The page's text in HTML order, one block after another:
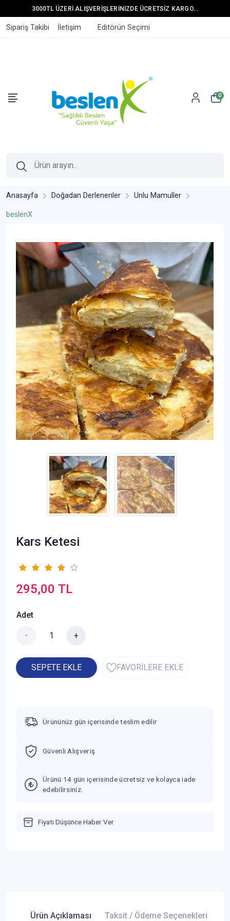
3000TL ÜZERİ ALIŞVERİŞLERİNİZDE ÜCRETSİZ KARGO...
Sipariş Takibi İletişim Editörün Seçimi
0
Anasayfa Doğadan Derlenenler Unlu Mamuller
beslenX
Kars Ketesi
295,00 TL
Adet
- +
SEPETE EKLE FAVORİLERE EKLE
Ürününüz gün içerisinde teslim edilir
Güvenli Alışveriş
Ürünü 14 gün içerisinde ücretsiz ve kolayca iade
edebilirsiniz.
Fiyatı Düşünce Haber Ver
Ürün Açıklaması Taksit / Ödeme Seçenekleri